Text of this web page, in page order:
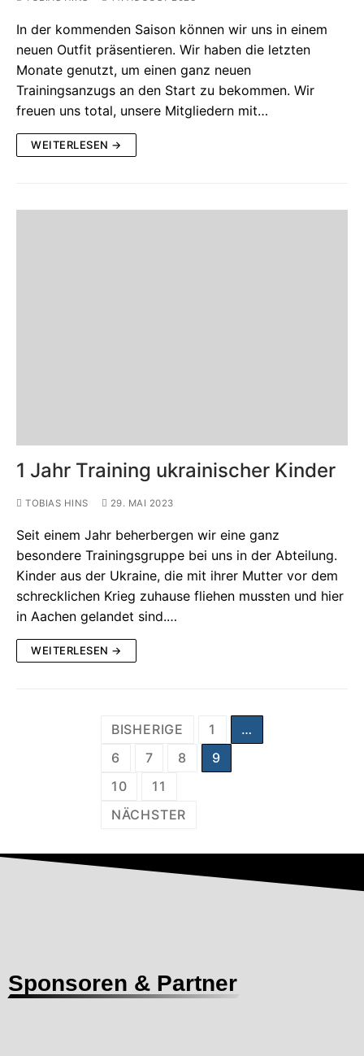
In der kommenden Saison können wir uns in einem
neuen Outfit präsentieren. Wir haben die letzten
Monate genutzt, um einen ganz neuen
Trainingsanzugs an den Start zu bekommen. Wir
freuen uns total, unsere Mitgliedern mit…
WEITERLESEN →
1 Jahr Training ukrainischer Kinder
TOBIAS HINS 29. MAI 2023
Seit einem Jahr beherbergen wir eine ganz
besondere Trainingsgruppe bei uns in der Abteilung.
Kinder aus der Ukraine, die mit ihrer Mutter vor dem
schrecklichen Krieg zuhause fliehen mussten und hier
in Aachen gelandet sind.…
WEITERLESEN →
BISHERIGE 1
…
6
7 8
9
10
11
NÄCHSTER
Sponsoren & Partner